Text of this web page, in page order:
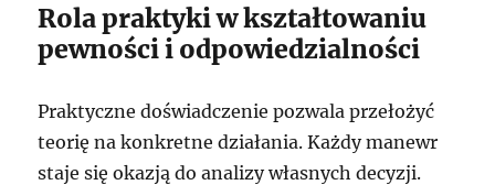
Rola praktyki w kształtowaniu
pewności i odpowiedzialności
Praktyczne doświadczenie pozwala przełożyć
teorię na konkretne działania. Każdy manewr
staje się okazją do analizy własnych decyzji.